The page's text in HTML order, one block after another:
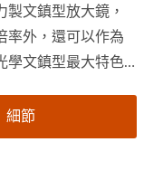
製文鎮型放大鏡，
率外，還可以作為
學文鎮型最大特色
專業用途。俞泰提
迎大量採購！
細節